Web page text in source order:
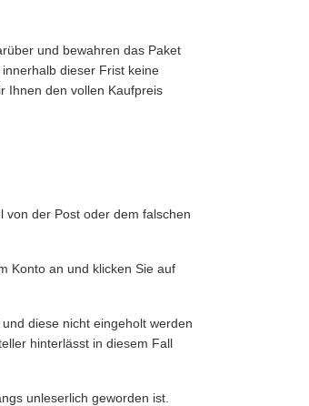
und bewahren das Paket
dieser Frist keine
Ihnen den vollen Kaufpreis
von der Post oder dem falschen
Konto an und klicken Sie auf
diese nicht eingeholt werden
hinterlässt in diesem Fall
unleserlich geworden ist.